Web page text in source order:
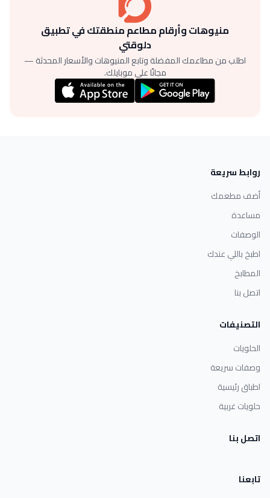
منيوهات وأرقام مطاعم منطقتك في تطبيق
دلوقتي
اطلب من مطاعمك المفضلة وتابع المنيوهات والأسعار المحدثة —
مجانًا على موبايلك.
روابط سريعة
أضف مطعمك
مساعدة
الوصفات
اطبخ باللي عندك
المطابخ
اتصل بنا
التصنيفات
الحلويات
وصفات سريعة
اطباق رئيسية
حلويات غربية
اتصل بنا
تابعنا